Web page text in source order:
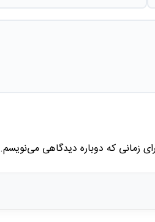
زمانی که دوباره دیدگاهی می‌نویسم.